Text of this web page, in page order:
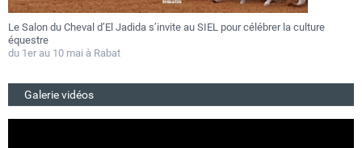
d’El Jadida s’invite au SIEL pour célébrer la culture
à Rabat
Festival Gnaoua
Galerie vidéos